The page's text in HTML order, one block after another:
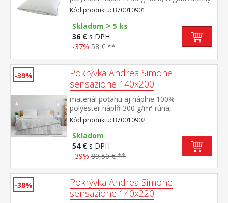
obsah elegantne prešitý poťah na zips
Kód produktu: B70010901
Skladom > 5 ks
36 € s DPH
-37% 58 € **
-39%
Pokrývka Andrea Simone
sensazione 140x200
materiál poťahu aj náplne 100%
polyester náplň 300 g/m² rúna,
termoregulačná elegantne prešitý poťah
Kód produktu: B70010902
Skladom
54 € s DPH
-39% 89,50 € **
-38%
Pokrývka Andrea Simone
sensazione 140x220